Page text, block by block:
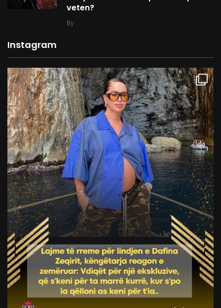
veten?
By
Instagram